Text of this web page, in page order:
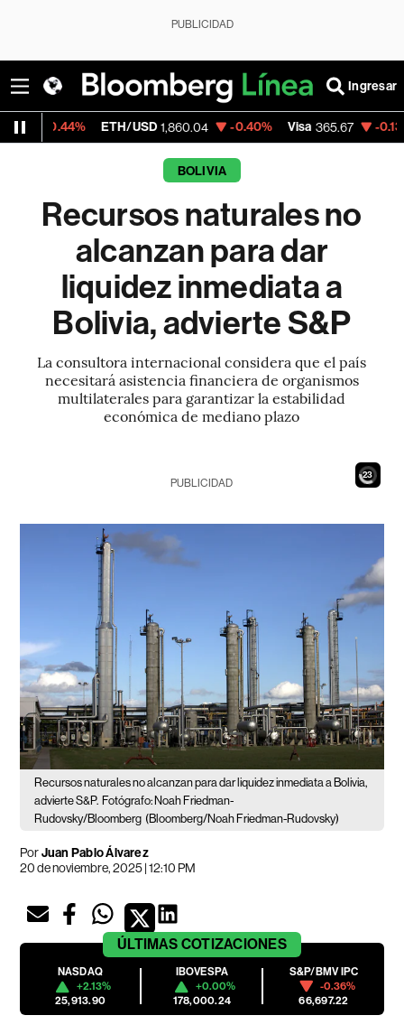
PUBLICIDAD
Ingresar
ETH/USD 1,860.04 -0.40% Visa 365.67 -0.13%
BOLIVIA
Recursos naturales no
alcanzan para dar
liquidez inmediata a
Bolivia, advierte S&P
La consultora internacional considera que el país
necesitará asistencia financiera de organismos
multilaterales para garantizar la estabilidad
económica de mediano plazo
21
PUBLICIDAD
Recursos naturales no alcanzan para dar liquidez inmediata a Bolivia,
advierte S&P. Fotógrafo: Noah Friedman-
Rudovsky/Bloomberg (Bloomberg/Noah Friedman-Rudovsky)
PorJuan Pablo Álvarez
20 de noviembre, 2025 | 12:10 PM
ÚLTIMAS COTIZACIONES
NASDAQ
+2.13%
25,913.90
IBOVESPA
+0.00%
178,000.24
S&P/BMV IPC
-0.36%
66,697.22